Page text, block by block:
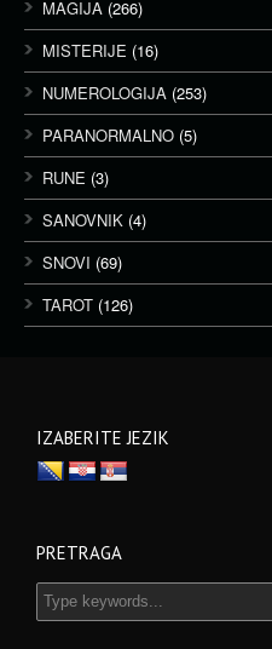
MAGIJA (266)
MISTERIJE (16)
NUMEROLOGIJA (253)
PARANORMALNO (5)
RUNE (3)
SANOVNIK (4)
SNOVI (69)
TAROT (126)
IZABERITE JEZIK
PRETRAGA